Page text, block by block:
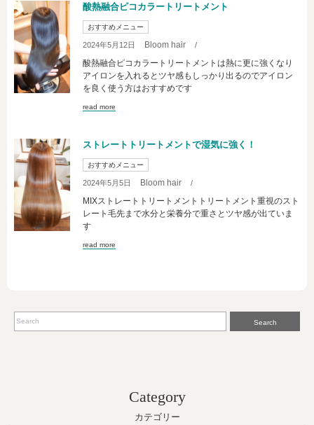
酸熱融合ピコカラートリートメント
おすすめメニュー
2024年5月12日 Bloom hair /
酸熱融合ピコカラートリートメントは熱に更に強くなり
アイロンを入れるとツヤ感もしっかり出るのでアイロン
を良く使う方はおすすめです
read more
ストレートトリートメントで湿気に強く！
おすすめメニュー
2024年5月5日 Bloom hair /
MIXストレートトリートメントトリートメント重視のスト
レート毛先まで水分と栄養分で重さとツヤ感が出ていま
す
read more
Search
Category
カテゴリー